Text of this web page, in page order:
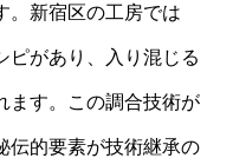
。新宿区の工房では
ピがあり、入り混じる
ます。この調合技術が
伝的要素が技術継承の